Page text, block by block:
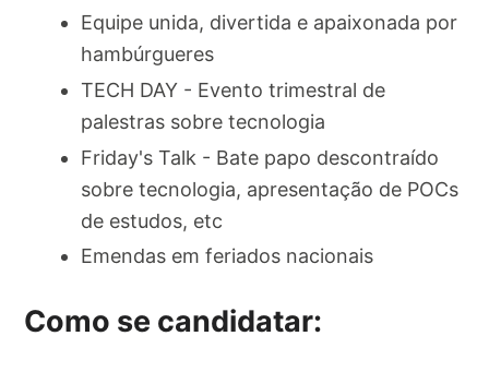
Equipe unida, divertida e apaixonada por
hambúrgueres
TECH DAY - Evento trimestral de
palestras sobre tecnologia
Friday's Talk - Bate papo descontraído
sobre tecnologia, apresentação de POCs
de estudos, etc
Emendas em feriados nacionais
Como se candidatar: